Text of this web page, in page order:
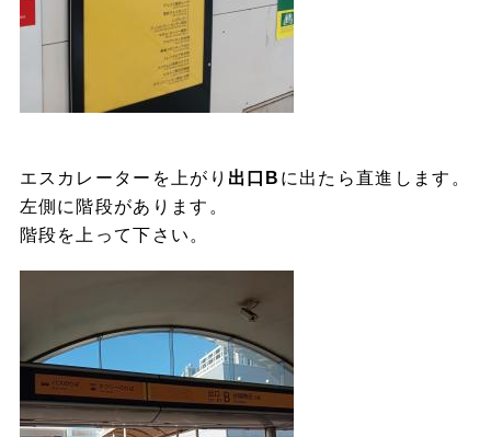
エスカレーターを上がり 出口B に出たら直進します。
左側に階段があります。
階段を上って下さい。